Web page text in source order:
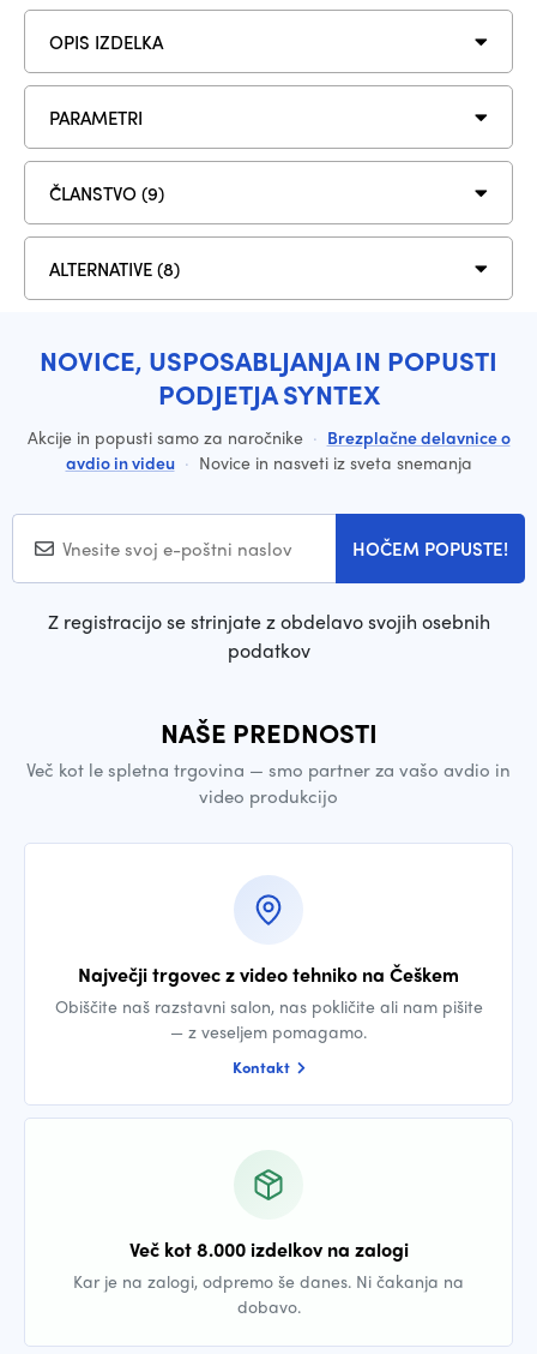
OPIS IZDELKA
PARAMETRI
ČLANSTVO (9)
ALTERNATIVE (8)
NOVICE, USPOSABLJANJA IN POPUSTI
PODJETJA SYNTEX
Akcije in popusti samo za naročnike · Brezplačne delavnice o
avdio in videu · Novice in nasveti iz sveta snemanja
HOČEM POPUSTE!
Z registracijo se strinjate z obdelavo svojih osebnih
podatkov
NAŠE PREDNOSTI
Več kot le spletna trgovina — smo partner za vašo avdio in
video produkcijo
Največji trgovec z video tehniko na Češkem
Obiščite naš razstavni salon, nas pokličite ali nam pišite
— z veseljem pomagamo.
Kontakt
Več kot 8.000 izdelkov na zalogi
Kar je na zalogi, odpremo še danes. Ni čakanja na
dobavo.